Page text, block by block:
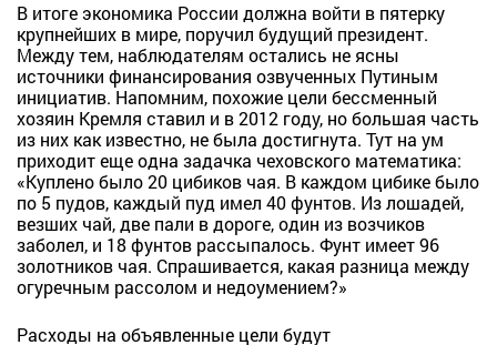
В итоге экономика России должна войти в пятерку
крупнейших в мире, поручил будущий президент.
Между тем, наблюдателям остались не ясны
источники финансирования озвученных Путиным
инициатив. Напомним, похожие цели бессменный
хозяин Кремля ставил и в 2012 году, но большая часть
из них как известно, не была достигнута. Тут на ум
приходит еще одна задачка чеховского математика:
«Куплено было 20 цибиков чая. В каждом цибике было
по 5 пудов, каждый пуд имел 40 фунтов. Из лошадей,
везших чай, две пали в дороге, один из возчиков
заболел, и 18 фунтов рассыпалось. Фунт имеет 96
золотников чая. Спрашивается, какая разница между
огуречным рассолом и недоумением?»
Расходы на объявленные цели будут